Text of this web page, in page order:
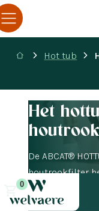
0
Hot tub
Het
De ABCAT®
houtrookfilter
met minder
houtrookfilter